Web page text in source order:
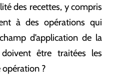
des recettes, y compris
à des opérations qui
d’application de la
être traitées les
?